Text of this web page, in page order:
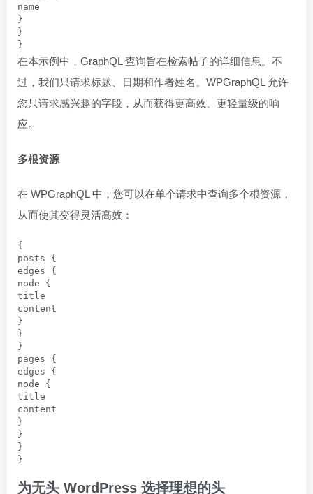
name
}
}
}
在本示例中，GraphQL 查询旨在检索帖子的详细信息。不
过，我们只请求标题、日期和作者姓名。WPGraphQL 允许
您只请求感兴趣的字段，从而获得更高效、更轻量级的响
应。
多根资源
在 WPGraphQL 中，您可以在单个请求中查询多个根资源，
从而使其变得灵活高效：
{
posts {
edges {
node {
title
content
}
}
}
pages {
edges {
node {
title
content
}
}
}
}
为无头 WordPress 选择理想的头